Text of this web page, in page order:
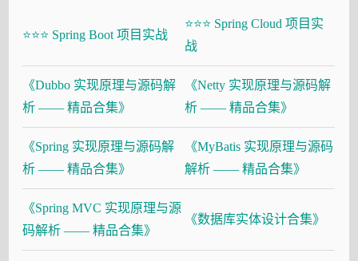
大厂面试必备
⭐⭐⭐ Spring Boot 项目实战
⭐⭐⭐ Spring Cloud 项目实
战
《Dubbo 实现原理与源码解
析 —— 精品合集》
《Netty 实现原理与源码解
析 —— 精品合集》
《Spring 实现原理与源码解
析 —— 精品合集》
《MyBatis 实现原理与源码
解析 —— 精品合集》
《Spring MVC 实现原理与源
码解析 —— 精品合集》
《数据库实体设计合集》